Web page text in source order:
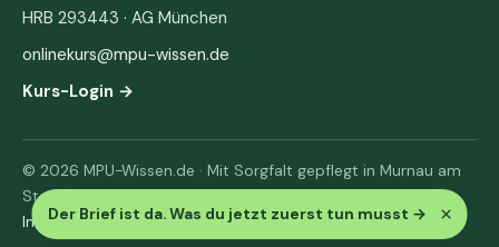
Der Brief ist da. Was du jetzt zuerst tun musst → ×
HRB 293443 · AG München
onlinekurs@mpu-wissen.de
Kurs-Login →
© 2026 MPU-Wissen.de · Mit Sorgfalt gepflegt in Murnau am
Staffelsee
Impressum· Datenschutz & AGB